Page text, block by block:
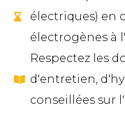
électriques) en
électrogènes à
Respectez les
d'entretien,
conseillées sur